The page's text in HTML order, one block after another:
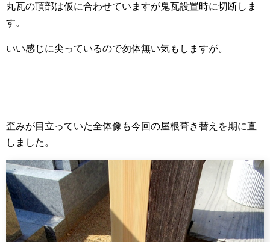
丸瓦の頂部は仮に合わせていますが鬼瓦設置時に切断しま
す。
いい感じに尖っているので勿体無い気もしますが。
歪みが目立っていた全体像も今回の屋根葺き替えを期に直
しました。